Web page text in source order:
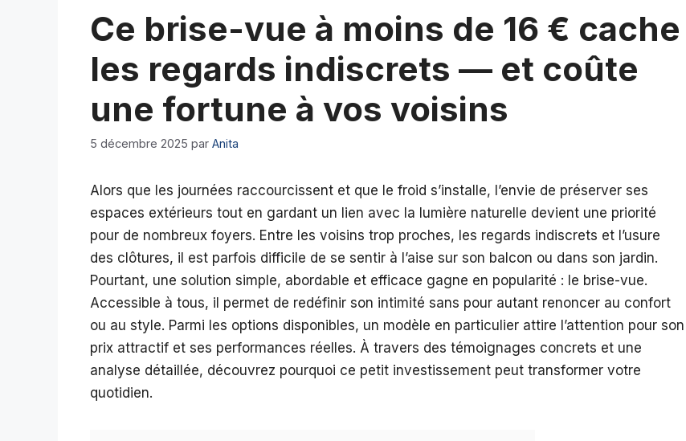
Ce brise-vue à moins de 16 € cache
les regards indiscrets — et coûte
une fortune à vos voisins
5 décembre 2025 par Anita
Alors que les journées raccourcissent et que le froid s’installe, l’envie de préserver ses
espaces extérieurs tout en gardant un lien avec la lumière naturelle devient une priorité
pour de nombreux foyers. Entre les voisins trop proches, les regards indiscrets et l’usure
des clôtures, il est parfois difficile de se sentir à l’aise sur son balcon ou dans son jardin.
Pourtant, une solution simple, abordable et efficace gagne en popularité : le brise-vue.
Accessible à tous, il permet de redéfinir son intimité sans pour autant renoncer au confort
ou au style. Parmi les options disponibles, un modèle en particulier attire l’attention pour son
prix attractif et ses performances réelles. À travers des témoignages concrets et une
analyse détaillée, découvrez pourquoi ce petit investissement peut transformer votre
quotidien.